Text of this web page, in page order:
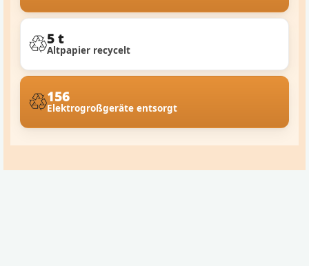
5 t
Altpapier recycelt
156
Elektrogroßgeräte entsorgt